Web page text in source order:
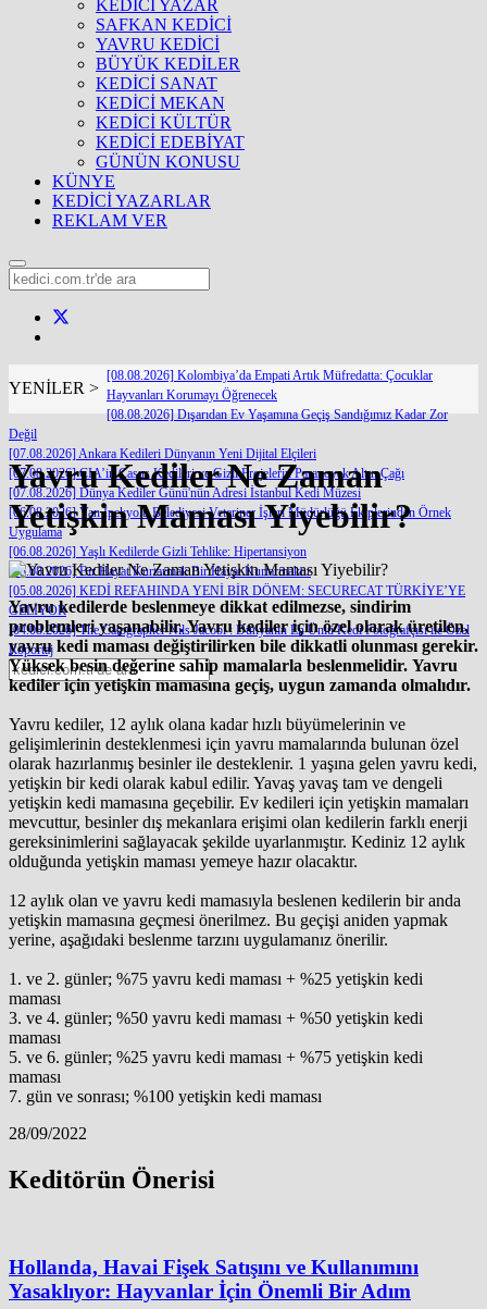
KEDİCİ YAZAR
SAFKAN KEDİCİ
YAVRU KEDİCİ
BÜYÜK KEDİLER
KEDİCİ SANAT
KEDİCİ MEKAN
KEDİCİ KÜLTÜR
KEDİCİ EDEBİYAT
GÜNÜN KONUSU
KÜNYE
KEDİCİ YAZARLAR
REKLAM VER
YENİLER >
[08.08.2026] Kolombiya’da Empati Artık Müfredatta: Çocuklar
Hayvanları Korumayı Öğrenecek
[08.08.2026] Dışarıdan Ev Yaşamına Geçiş Sandığımız Kadar Zor
Değil
[07.08.2026] Ankara Kedileri Dünyanın Yeni Dijital Elçileri
[07.08.2026] CIA’in Casus Kedileri ve Gizli Projelerin Paranoyak Altın Çağı
[07.08.2026] Dünya Kediler Günü'nün Adresi İstanbul Kedi Müzesi
[06.08.2026] Van İpekyolu Belediyesi Veteriner İşleri Müdürlüğü Ekiplerinden Örnek
Uygulama
[06.08.2026] Yaşlı Kedilerde Gizli Tehlike: Hipertansiyon
[05.08.2026] Bir Hayat Kurtarmak Bir Hayat Kurtarmaktır
[05.08.2026] KEDİ REFAHINDA YENİ BİR DÖNEM: SECURECAT TÜRKİYE’YE
GELİYOR
[04.08.2026] The Catographer Nils Jacobi : Dünyanın En Ünlü Kedi Fotoğrafçısı ile Özel
Röportaj
Yavru Kediler Ne Zaman
Yetişkin Maması Yiyebilir?
Yavru kedilerde beslenmeye dikkat edilmezse, sindirim
problemleri yaşanabilir. Yavru kediler için özel olarak üretilen,
yavru kedi maması değiştirilirken bile dikkatli olunması gerekir.
Yüksek besin değerine sahip mamalarla beslenmelidir. Yavru
kediler için yetişkin mamasına geçiş, uygun zamanda olmalıdır.
Yavru kediler, 12 aylık olana kadar hızlı büyümelerinin ve
gelişimlerinin desteklenmesi için yavru mamalarında bulunan özel
olarak hazırlanmış besinler ile desteklenir. 1 yaşına gelen yavru kedi,
yetişkin bir kedi olarak kabul edilir. Yavaş yavaş tam ve dengeli
yetişkin kedi mamasına geçebilir. Ev kedileri için yetişkin mamaları
mevcuttur, besinler dış mekanlara erişimi olan kedilerin farklı enerji
gereksinimlerini sağlayacak şekilde uyarlanmıştır. Kediniz 12 aylık
olduğunda yetişkin maması yemeye hazır olacaktır.
12 aylık olan ve yavru kedi mamasıyla beslenen kedilerin bir anda
yetişkin mamasına geçmesi önerilmez. Bu geçişi aniden yapmak
yerine, aşağıdaki beslenme tarzını uygulamanız önerilir.
1. ve 2. günler; %75 yavru kedi maması + %25 yetişkin kedi
maması
3. ve 4. günler; %50 yavru kedi maması + %50 yetişkin kedi
maması
5. ve 6. günler; %25 yavru kedi maması + %75 yetişkin kedi
maması
7. gün ve sonrası; %100 yetişkin kedi maması
28/09/2022
Keditörün Önerisi
Hollanda, Havai Fişek Satışını ve Kullanımını
Yasaklıyor: Hayvanlar İçin Önemli Bir Adım